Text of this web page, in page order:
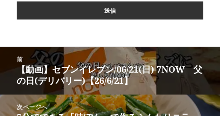
ゲ
前
前
の
投
稿:
【動画】セブンイレブン/06/21(日) 7NOW 父
の日(デリバリー)【26/6/21】
次ページへ